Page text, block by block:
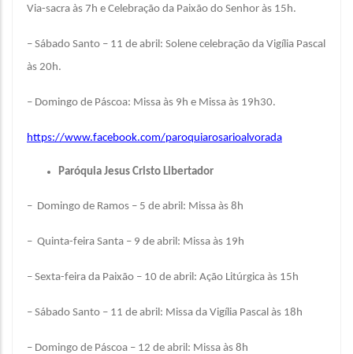
Via-sacra às 7h e Celebração da Paixão do Senhor às 15h.
– Sábado Santo – 11 de abril: Solene celebração da Vigília Pascal
às 20h.
– Domingo de Páscoa: Missa às 9h e Missa às 19h30.
https://www.facebook.com/paroquiarosarioalvorada
Paróquia Jesus Cristo Libertador
– Domingo de Ramos – 5 de abril: Missa às 8h
– Quinta-feira Santa – 9 de abril: Missa às 19h
– Sexta-feira da Paixão – 10 de abril: Ação Litúrgica às 15h
– Sábado Santo – 11 de abril: Missa da Vigília Pascal às 18h
– Domingo de Páscoa – 12 de abril: Missa às 8h